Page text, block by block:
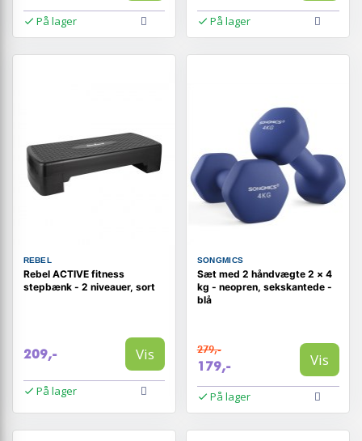
På lager På lager
REBEL
Rebel ACTIVE fitness
stepbænk - 2 niveauer, sort
209,- Vis
På lager
SONGMICS
Sæt med 2 håndvægte 2 × 4
kg - neopren, sekskantede -
blå
279,-
179,- Vis
På lager